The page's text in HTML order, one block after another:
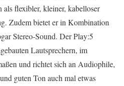
als flexibler, kleiner, kabelloser
Zudem bietet er in Kombination
Stereo-Sound. Der Play:5
Lautsprechern, im
und richtet sich an Audiophile,
guten Ton auch mal etwas